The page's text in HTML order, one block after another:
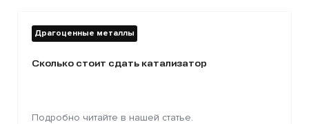
Драгоценные металлы
Сколько стоит сдать катализатор
Подробно читайте в нашей статье.